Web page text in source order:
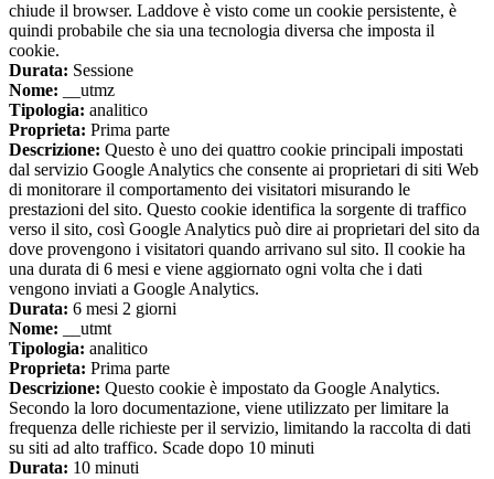
chiude il browser. Laddove è visto come un cookie persistente, è
quindi probabile che sia una tecnologia diversa che imposta il
cookie.
Durata: Sessione
Nome: __utmz
Tipologia: analitico
Proprieta: Prima parte
Descrizione: Questo è uno dei quattro cookie principali impostati
dal servizio Google Analytics che consente ai proprietari di siti Web
di monitorare il comportamento dei visitatori misurando le
prestazioni del sito. Questo cookie identifica la sorgente di traffico
verso il sito, così Google Analytics può dire ai proprietari del sito da
dove provengono i visitatori quando arrivano sul sito. Il cookie ha
una durata di 6 mesi e viene aggiornato ogni volta che i dati
vengono inviati a Google Analytics.
Durata: 6 mesi 2 giorni
Nome: __utmt
Tipologia: analitico
Proprieta: Prima parte
Descrizione: Questo cookie è impostato da Google Analytics.
Secondo la loro documentazione, viene utilizzato per limitare la
frequenza delle richieste per il servizio, limitando la raccolta di dati
su siti ad alto traffico. Scade dopo 10 minuti
Durata: 10 minuti